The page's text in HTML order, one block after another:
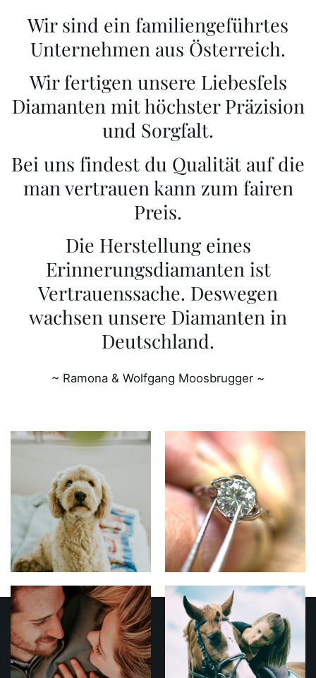
Wir sind ein familiengeführtes
Unternehmen aus Österreich.
Wir fertigen unsere Liebesfels
Diamanten mit höchster Präzision
und Sorgfalt.
Bei uns findest du Qualität auf die
man vertrauen kann zum fairen
Preis.
Die Herstellung eines
Erinnerungsdiamanten ist
Vertrauenssache. Deswegen
wachsen unsere Diamanten in
Deutschland.
~ Ramona & Wolfgang Moosbrugger ~